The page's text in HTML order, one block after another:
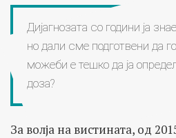
Дијагнозата со години ја
но дали сме подготвени да
можеби е тешко да ја
доза?
За волја на вистината, од